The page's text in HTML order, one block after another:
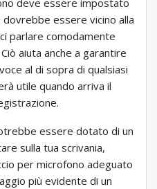
deve essere impostato
essere vicino alla
parlare comodamente
aiuta anche a garantire
al di sopra di qualsiasi
utile quando arriva il
essere dotato di un
sulla tua scrivania,
per microfono adeguato
più evidente di un